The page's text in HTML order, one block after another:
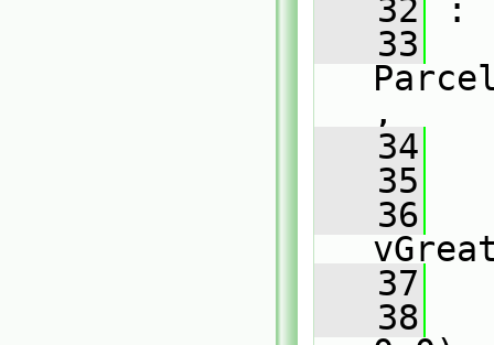
   32
:
   33
,
   34
   35
   36
   37
   38